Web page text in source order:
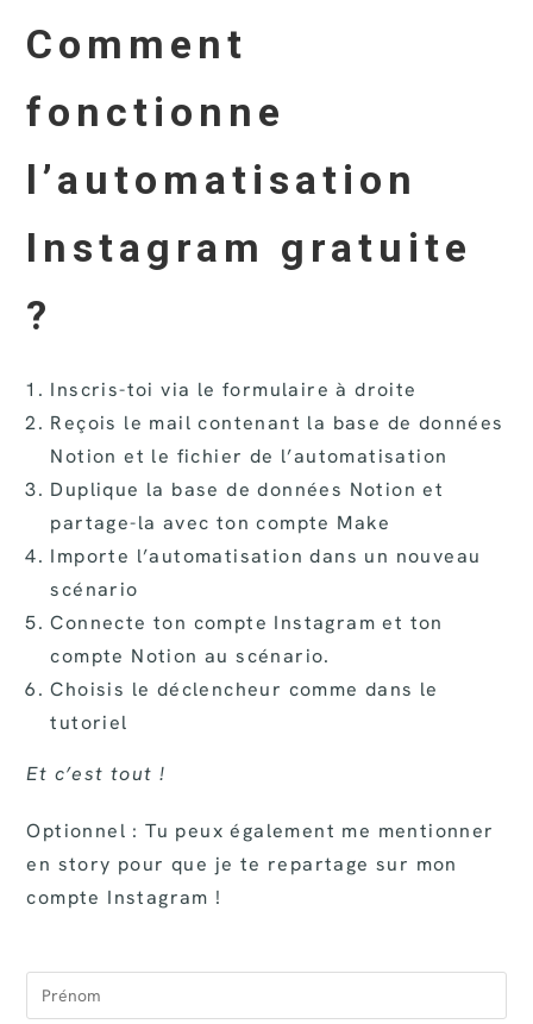
Comment
fonctionne
l’automatisation
Instagram gratuite
?
Inscris-toi via le formulaire à droite
Reçois le mail contenant la base de données
Notion et le fichier de l’automatisation
Duplique la base de données Notion et
partage-la avec ton compte Make
Importe l’automatisation dans un nouveau
scénario
Connecte ton compte Instagram et ton
compte Notion au scénario.
Choisis le déclencheur comme dans le
tutoriel
Et c’est tout !
Optionnel : Tu peux également me mentionner
en story pour que je te repartage sur mon
compte Instagram !